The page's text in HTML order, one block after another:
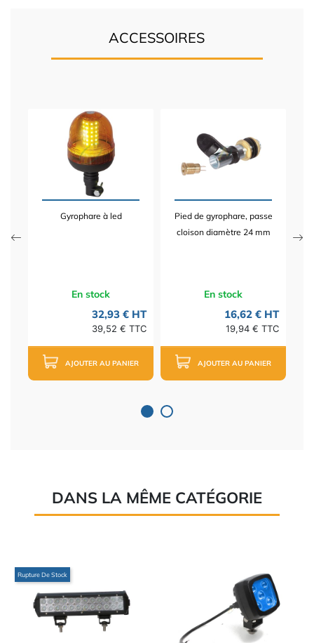
ACCESSOIRES
Gyrophare à led
En stock
32,93 € HT
39,52 € TTC
AJOUTER AU PANIER
Pied de gyrophare, passe
cloison diamètre 24 mm
En stock
16,62 € HT
19,94 € TTC
AJOUTER AU PANIER
DANS LA MÊME CATÉGORIE
Rupture De Stock